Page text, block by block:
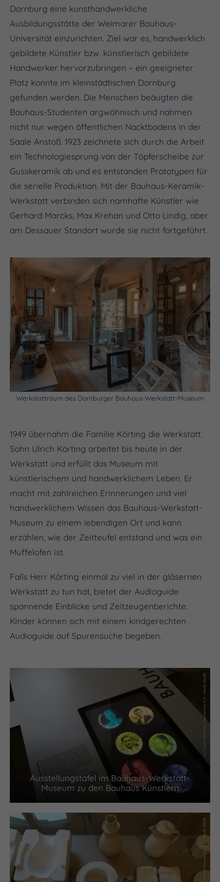
Dornburg eine kunsthandwerkliche
Ausbildungsstätte der Weimarer Bauhaus-
Universität einzurichten. Ziel war es, handwerklich
gebildete Künstler bzw. künstlerisch gebildete
Handwerker hervorzubringen – ein geeigneter
Platz konnte im kleinstädtischen Dornburg
gefunden werden. Die Menschen beäugten die
Bauhaus-Studenten argwöhnisch und nahmen
nicht nur wegen öffentlichen Nacktbadens in der
Saale Anstoß. 1923 zeichnete sich durch die Arbeit
ein Technologiesprung von der Töpferscheibe zur
Gusskeramik ab und es entstanden Prototypen für
die serielle Produktion. Mit der Bauhaus-Keramik-
Werkstatt verbinden sich namhafte Künstler wie
Gerhard Marcks, Max Krehan und Otto Lindig, aber
am Dessauer Standort wurde sie nicht fortgeführt.
(c) Schatzkammer Thüringen, Marcus Glahn
Werkstattraum des Dornburger Bauhaus-Werkstatt-Museum
1949 übernahm die Familie Körting die Werkstatt.
Sohn Ulrich Körting arbeitet bis heute in der
Werkstatt und erfüllt das Museum mit
künstlerischem und handwerklichem Leben. Er
macht mit zahlreichen Erinnerungen und viel
handwerklichem Wissen das Bauhaus-Werkstatt-
Museum zu einem lebendigen Ort und kann
erzählen, wie der Zeitteufel entstand und was ein
Muffelofen ist.
Falls Herr Körting einmal zu viel in der gläsernen
Werkstatt zu tun hat, bietet der Audioguide
spannende Einblicke und Zeitzeugenberichte.
Kinder können sich mit einem kindgerechten
Audioguide auf Spurensuche begeben.
(c) Saale-Unstrut-Tourismus e.V., Heidi Heldt
Ausstellungstafel im Bauhaus-Werkstatt-
Museum zu den Bauhaus Künstlern
(c) Saale-Unstrut-Tourismus e.V., Heidi Heldt